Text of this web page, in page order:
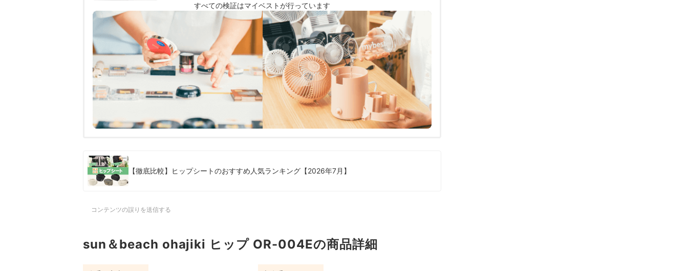
すべての検証はマイベストが行っています
【徹底比較】ヒップシートのおすすめ人気ランキング【2026年7月】
コンテンツの誤りを送信する
sun＆beach ohajiki ヒップ OR-004Eの商品詳細